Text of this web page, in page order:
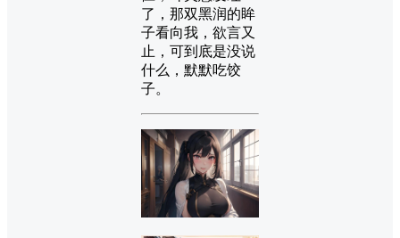
了，那双黑润的眸
子看向我，欲言又
止，可到底是没说
什么，默默吃饺
子。